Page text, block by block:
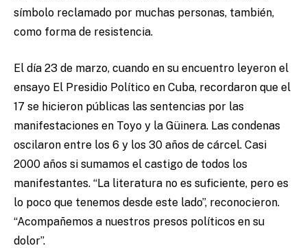
símbolo reclamado por muchas personas, también,
como forma de resistencia.
El día 23 de marzo, cuando en su encuentro leyeron el
ensayo El Presidio Político en Cuba, recordaron que el
17 se hicieron públicas las sentencias por las
manifestaciones en Toyo y la Güinera. Las condenas
oscilaron entre los 6 y los 30 años de cárcel. Casi
2000 años si sumamos el castigo de todos los
manifestantes. “La literatura no es suficiente, pero es
lo poco que tenemos desde este lado”, reconocieron.
“Acompañemos a nuestros presos políticos en su
dolor”.